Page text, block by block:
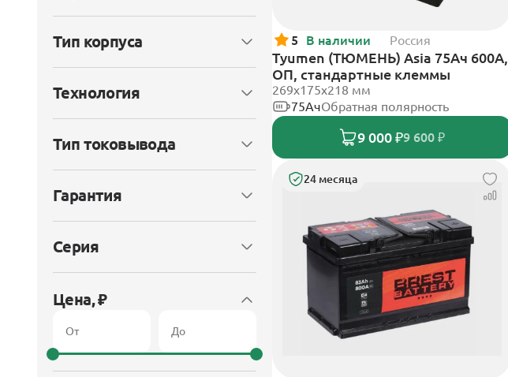
Тип корпуса
Технология
Тип токовывода
Гарантия
Серия
Цена, ₽
5 В наличии Россия
Tyumen (ТЮМЕНЬ) Asia 75Ач 600А,
ОП, стандартные клеммы
269х175х218 мм
75АчОбратная полярность
9 000 ₽9 600 ₽
24 месяца